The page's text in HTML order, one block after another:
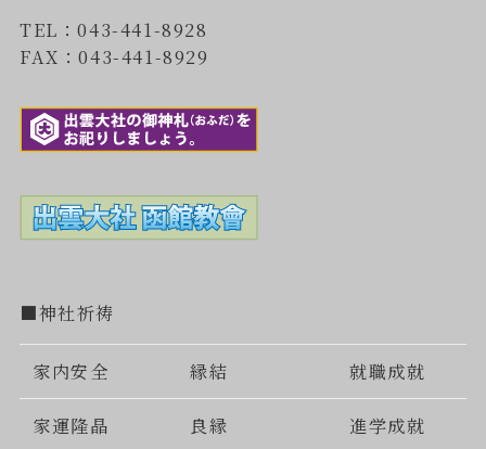
TEL：043-441-8928
FAX：043-441-8929
■神社祈祷
家内安全 縁結 就職成就
家運隆晶 良縁 進学成就